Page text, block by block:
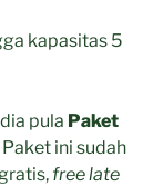
kapasitas 5
pula Paket
Paket ini sudah
free late